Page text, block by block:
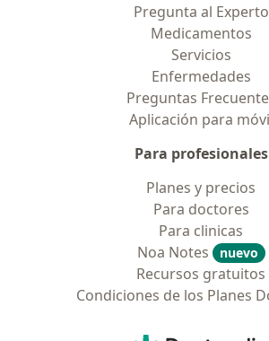
Pregunta al Experto
Medicamentos
Servicios
Enfermedades
Preguntas
Aplicación para
Para profesionales
Planes y precios
Para doctores
Para clinicas
Noa Notes
nuevo
Recursos gratuitos
Condiciones de los Planes